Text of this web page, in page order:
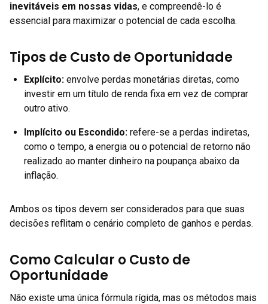
inevitáveis em nossas vidas, e compreendê-lo é
essencial para maximizar o potencial de cada escolha.
Tipos de Custo de Oportunidade
Explícito: envolve perdas monetárias diretas, como
investir em um título de renda fixa em vez de comprar
outro ativo.
Implícito ou Escondido: refere-se a perdas indiretas,
como o tempo, a energia ou o potencial de retorno não
realizado ao manter dinheiro na poupança abaixo da
inflação.
Ambos os tipos devem ser considerados para que suas
decisões reflitam o cenário completo de ganhos e perdas.
Como Calcular o Custo de
Oportunidade
Não existe uma única fórmula rígida, mas os métodos mais